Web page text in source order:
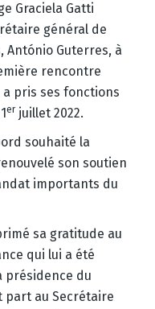
Graciela Gatti
général de
António Guterres, à
rencontre
a pris ses fonctions
erjuillet 2022.
souhaité la
son soutien
importants du
sa gratitude au
qui lui a été
présidence du
part au Secrétaire